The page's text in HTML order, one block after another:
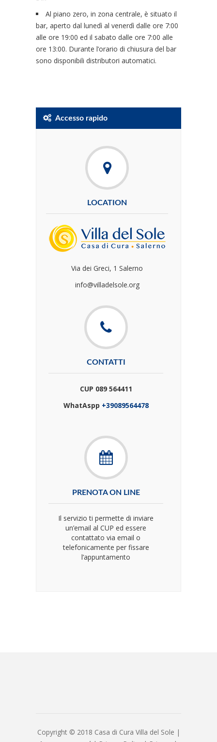
Al piano zero, in zona centrale, è situato il
bar, aperto dal lunedì al venerdì dalle ore 7:00
alle ore 19:00 ed il sabato dalle ore 7:00 alle
ore 13:00. Durante l’orario di chiusura del bar
sono disponibili distributori automatici.
Accesso rapido
LOCATION
Via dei Greci, 1 Salerno
info@villadelsole.org
CONTATTI
CUP 089 564411
WhatAspp +39089564478
PRENOTA ON LINE
Il servizio ti permette di inviare
un’email al CUP ed essere
contattato via email o
telefonicamente per fissare
l’appuntamento
Copyright © 2018 Casa di Cura Villa del Sole |